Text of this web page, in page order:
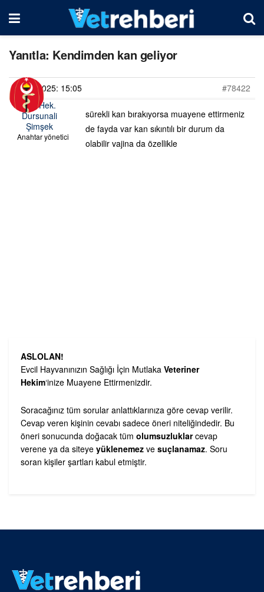
Yanıtla: Kendimden kan geliyor
21/03/2025: 15:05
#78422
Vet. Hek.
Dursunali
Şimşek
Anahtar yönetici
sürekli kan bırakıyorsa muayene ettirmeniz
de fayda var kan sıkıntılı bir durum da
olabilir vajina da özellikle
ASLOLAN!
Evcil Hayvanınızın Sağlığı İçin Mutlaka Veteriner
Hekim‘inize Muayene Ettirmenizdir.
Soracağınız tüm sorular anlattıklarınıza göre cevap verilir.
Cevap veren kişinin cevabı sadece öneri niteliğindedir. Bu
öneri sonucunda doğacak tüm olumsuzluklarcevap
verene ya da siteye yüklenemez ve suçlanamaz. Soru
soran kişiler şartları kabul etmiştir.